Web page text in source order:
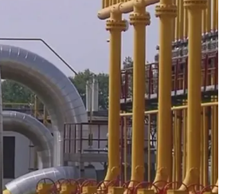
VTV Thể thao
Bất động sản
Tấm lòng Việt
Vươn mình bằng AI